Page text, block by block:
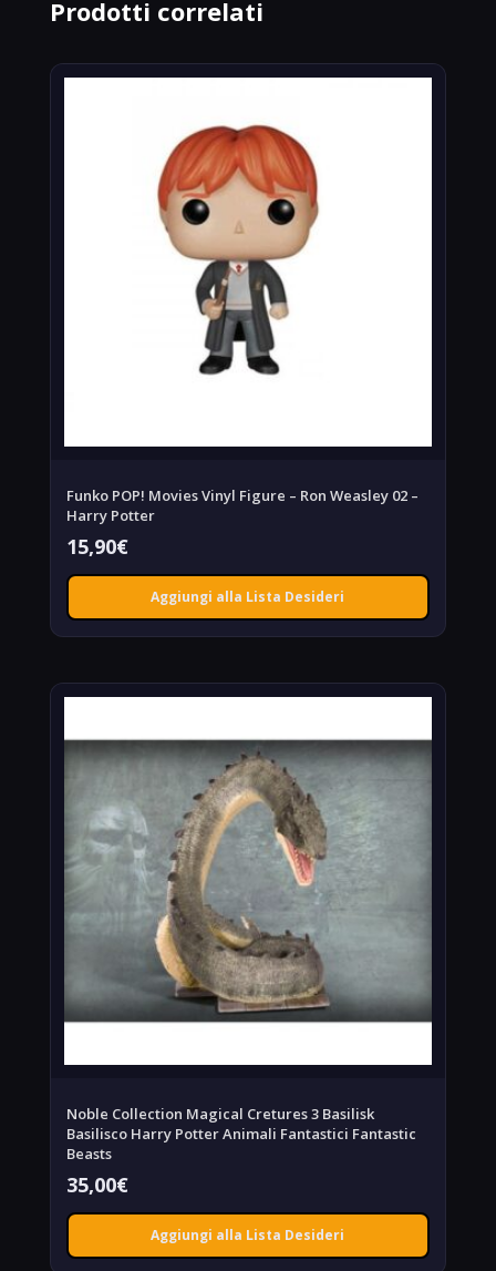
Prodotti correlati
Funko POP! Movies Vinyl Figure – Ron Weasley 02 –
Harry Potter
15,90€
Aggiungi alla Lista Desideri
Noble Collection Magical Cretures 3 Basilisk
Basilisco Harry Potter Animali Fantastici Fantastic
Beasts
35,00€
Aggiungi alla Lista Desideri